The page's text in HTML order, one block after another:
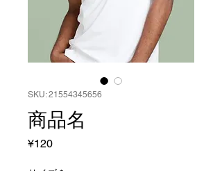
SKU: 21554345656
商品名
¥120Price